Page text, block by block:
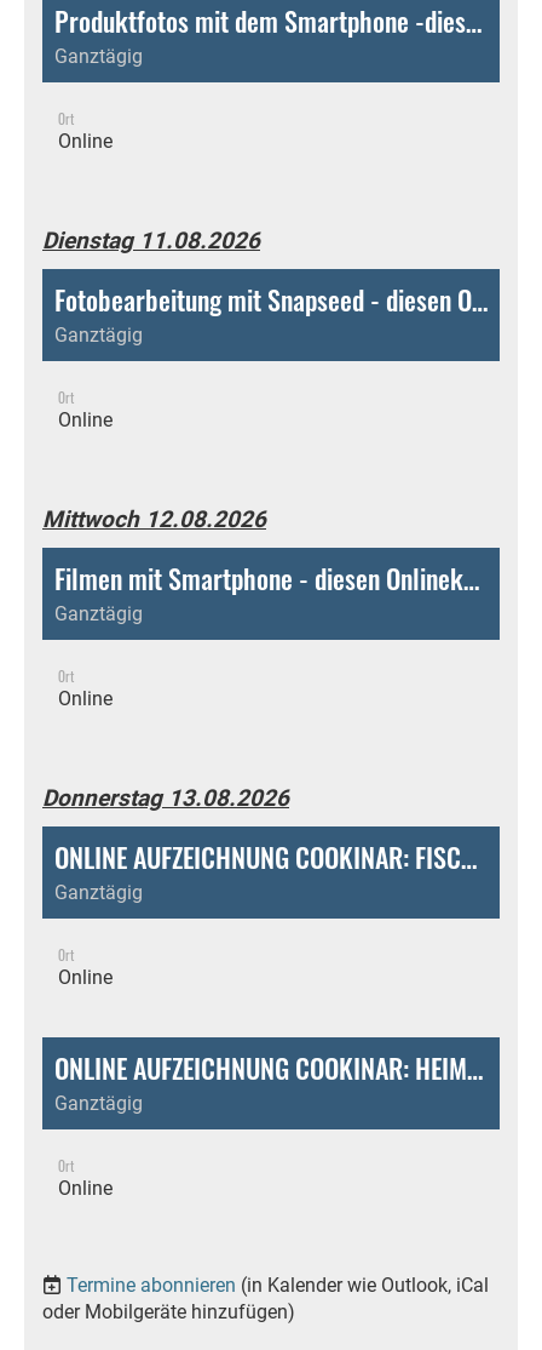
Produktfotos mit dem Smartphone -diesen Onlinekurs kann man jederzeit und bequem von zu Hause aus absolvieren!
Ganztägig
Ort
Online
Dienstag 11.08.2026
Fotobearbeitung mit Snapseed - diesen Onlinekurs jederzeit und bequem von zu Hause aus absolvieren!
Ganztägig
Ort
Online
Mittwoch 12.08.2026
Filmen mit Smartphone - diesen Onlinekurs jederzeit und bequem von zu Hause aus absolvieren!
Ganztägig
Ort
Online
Donnerstag 13.08.2026
ONLINE AUFZEICHNUNG COOKINAR: FISCHKÖSTLICHKEITEN
Ganztägig
Ort
Online
ONLINE AUFZEICHNUNG COOKINAR: HEIMISCHER FISCH - FRISCH AUF DEN TISCH
Ganztägig
Ort
Online
Termine abonnieren (in Kalender wie Outlook, iCal
oder Mobilgeräte hinzufügen)